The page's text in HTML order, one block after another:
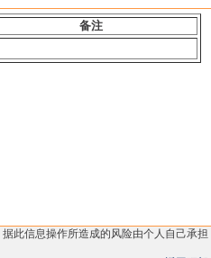
备注
此信息操作所造成的风险由个人自己承担